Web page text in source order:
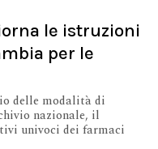
le istruzioni
per le
delle modalità di
nazionale, il
univoci dei farmaci